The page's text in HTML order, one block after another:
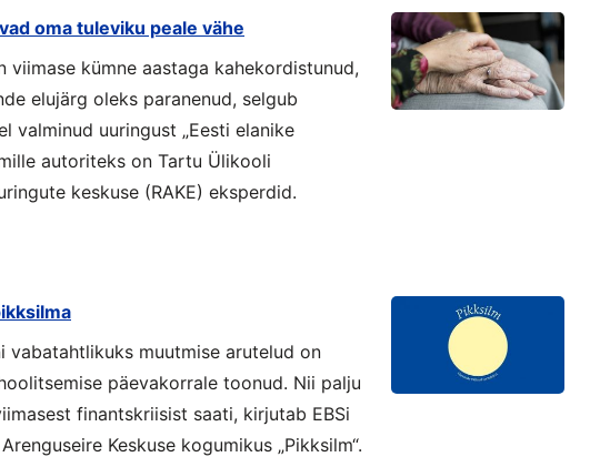
oma tuleviku peale vähe
viimase kümne aastaga kahekordistunud,
elujärg oleks paranenud, selgub
valminud uuringust „Eesti elanike
autoriteks on Tartu Ülikooli
keskuse (RAKE) eksperdid.
vabatahtlikuks muutmise arutelud on
päevakorrale toonud. Nii palju
finantskriisist saati, kirjutab EBSi
Keskuse kogumikus „Pikksilm“.